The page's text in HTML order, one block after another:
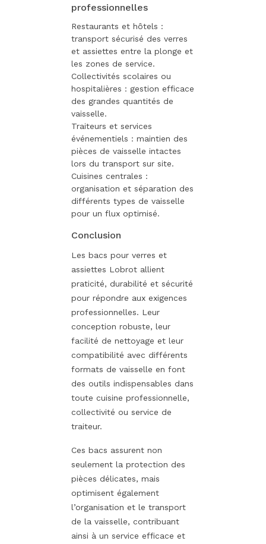
professionnelles
Restaurants et hôtels :
transport sécurisé des verres
et assiettes entre la plonge et
les zones de service.
Collectivités scolaires ou
hospitalières : gestion efficace
des grandes quantités de
vaisselle.
Traiteurs et services
événementiels : maintien des
pièces de vaisselle intactes
lors du transport sur site.
Cuisines centrales :
organisation et séparation des
différents types de vaisselle
pour un flux optimisé.
Conclusion
Les bacs pour verres et
assiettes Lobrot allient
praticité, durabilité et sécurité
pour répondre aux exigences
professionnelles. Leur
conception robuste, leur
facilité de nettoyage et leur
compatibilité avec différents
formats de vaisselle en font
des outils indispensables dans
toute cuisine professionnelle,
collectivité ou service de
traiteur.
Ces bacs assurent non
seulement la protection des
pièces délicates, mais
optimisent également
l’organisation et le transport
de la vaisselle, contribuant
ainsi à un service efficace et